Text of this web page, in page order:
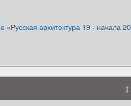
«Русская архитектура 19 - начала 20